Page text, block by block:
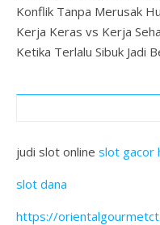
Konflik Tanpa Merusak
Kerja Keras vs Kerja
Ketika Terlalu Sibuk Jadi
judi slot online slot gacor
slot dana
https://